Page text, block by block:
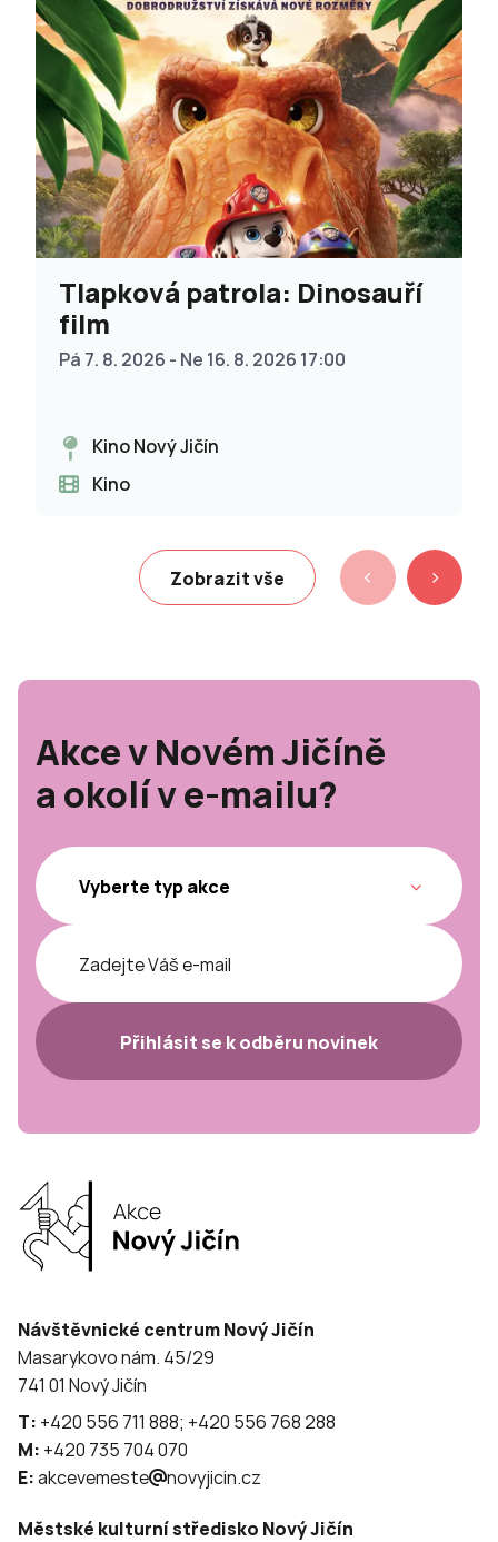
Tlapková patrola: Dinosauří
film
Pá 7. 8. 2026 - Ne 16. 8. 2026 17:00
Kino Nový Jičín
Kino
Zobrazit vše
Akce v Novém Jičíně
a okolí v e-mailu?
Přihlásit se k odběru novinek
Návštěvnické centrum Nový Jičín
Masarykovo nám. 45/29
741 01 Nový Jičín
T: +420 556 711 888; +420 556 768 288
M: +420 735 704 070
E:akcevemeste novyjicin.cz
Městské kulturní středisko Nový Jičín